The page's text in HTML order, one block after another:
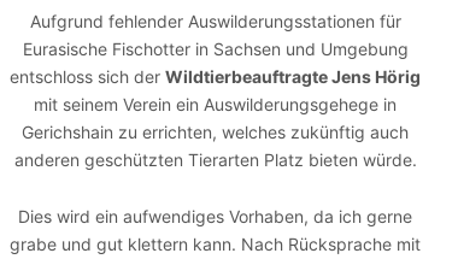
Aufgrund fehlender Auswilderungsstationen für
Eurasische Fischotter in Sachsen und Umgebung
entschloss sich derWildtierbeauftragte Jens Hörig
mit seinem Verein ein Auswilderungsgehege in
Gerichshain zu errichten, welches zukünftig auch
anderen geschützten Tierarten Platz bieten würde.
Dies wird ein aufwendiges Vorhaben, da ich gerne
grabe und gut klettern kann. Nach Rücksprache mit